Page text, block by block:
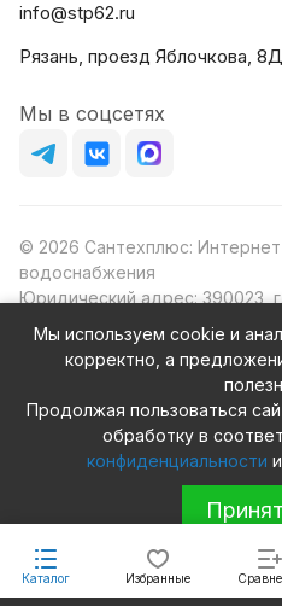
Каталог Избранные
info@stp62.ru
Рязань, проезд Яблочкова, 8Д
Мы в соцсетях
© 2026 Сантехплюс:
водоснабжения
Юридический адрес: 390023,
д.8Ж
ИНН/КПП: 6230087631/
ОГРН: 1156230000080
Мы используем cookie и
корректно, а
Продолжая пользоваться
обработку в
конфиденциальности и
Конфиденциальность